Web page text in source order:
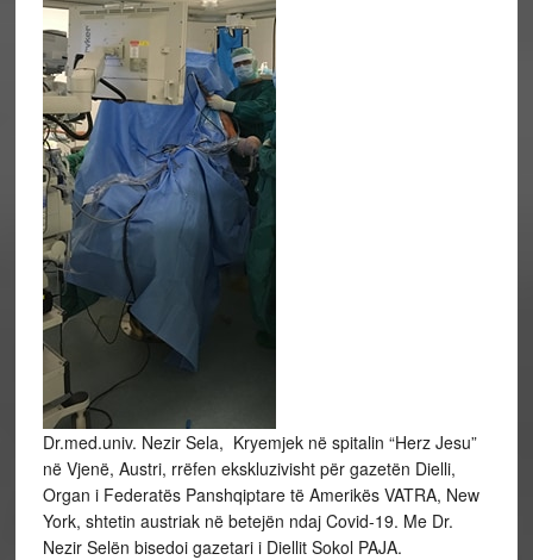
Dr.med.univ. Nezir Sela, Kryemjek në spitalin “Herz Jesu”
në Vjenë, Austri, rrëfen ekskluzivisht për gazetën Dielli,
Organ i Federatës Panshqiptare të Amerikës VATRA, New
York, shtetin austriak në betejën ndaj Covid-19. Me Dr.
Nezir Selën bisedoi gazetari i Diellit Sokol PAJA.